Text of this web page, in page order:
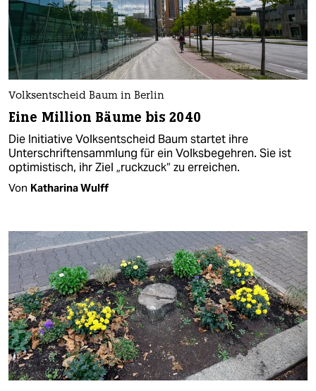
Volksentscheid Baum in Berlin
Eine Million Bäume bis 2040
Die Initiative Volksentscheid Baum startet ihre
Unterschriftensammlung für ein Volksbegehren. Sie ist
optimistisch, ihr Ziel „ruckzuck“ zu erreichen.
Von Katharina Wulff